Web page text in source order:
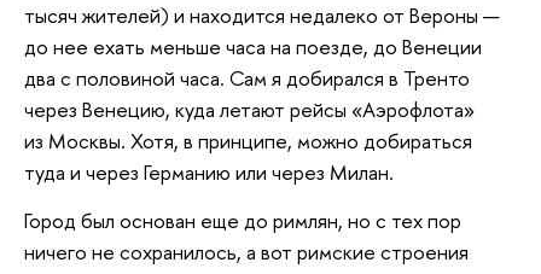
тысяч жителей) и находится недалеко от Вероны —
до нее ехать меньше часа на поезде, до Венеции
два с половиной часа. Сам я добирался в Тренто
через Венецию, куда летают рейсы «Аэрофлота»
из Москвы. Хотя, в принципе, можно добираться
туда и через Германию или через Милан.
Город был основан еще до римлян, но с тех пор
ничего не сохранилось, а вот римские строения